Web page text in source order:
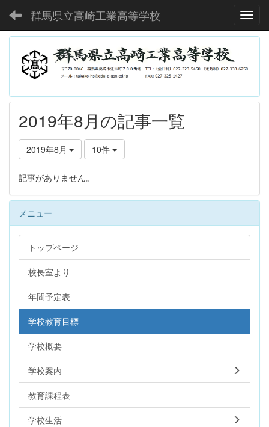
群馬県立高崎工業高等学校
2019年8月の記事一覧
2019年8月 10件
記事がありません。
メニュー
トップページ
校長室より
年間予定表
学校教育目標
学校概要
学校案内
教育課程表
学校生活